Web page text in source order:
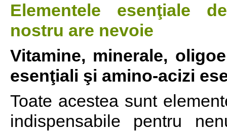
Elementele esenţiale
nostru are nevoie
Vitamine, minerale,
esenţiali şi amino-acizi
Toate acestea sunt
indispensabile pentru